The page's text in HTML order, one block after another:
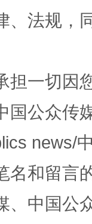
、法规，
担一切因
国公众传
news/
名和留言
、中国公